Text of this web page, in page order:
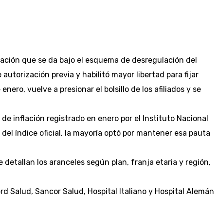
que se da bajo el esquema de desregulación del
autorización previa y habilitó mayor libertad para fijar
vuelve a presionar el bolsillo de los afiliados y se
inflación registrado en enero por el Instituto Nacional
índice oficial, la mayoría optó por mantener esa pauta
detallan los aranceles según plan, franja etaria y región,
Salud, Sancor Salud, Hospital Italiano y Hospital Alemán